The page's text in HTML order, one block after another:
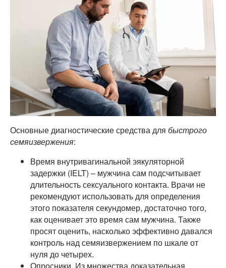
Основные диагностические средства для быстрого
семяизвержения:
Время внутривагинальной эякуляторной
задержки (IELT) – мужчина сам подсчитывает
длительность сексуального контакта. Врачи не
рекомендуют использовать для определения
этого показателя секундомер, достаточно того,
как оценивает это время сам мужчина. Также
просят оценить, насколько эффективно давался
контроль над семяизвержением по шкале от
нуля до четырех.